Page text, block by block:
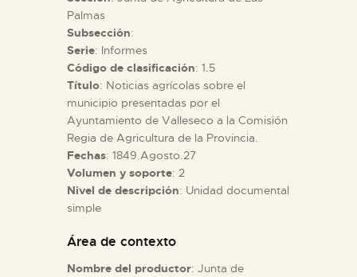
EL MUSEO
COLECCIONES
DIDÁCTICA
ESPAÑOL
Palmas
Subsección:
Serie: Informes
Código de clasificación: 1.5
Título: Noticias agrícolas sobre el
municipio presentadas por el
Ayuntamiento de Valleseco a la Comisión
Regia de Agricultura de la Provincia.
Fechas: 1849.Agosto.27
Volumen y soporte: 2
Nivel de descripción: Unidad documental
simple
Área de contexto
Nombre del productor: Junta de